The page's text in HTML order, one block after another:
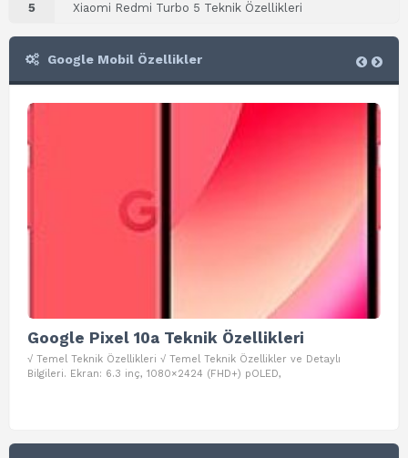
5 Xiaomi Redmi Turbo 5 Teknik Özellikleri
Google Mobil Özellikler
Google Pixel 10a Teknik Özellikleri
√ Temel Teknik Özellikleri √ Temel Teknik Özellikler ve Detaylı
Bilgileri. Ekran: 6.3 inç, 1080×2424 (FHD+) pOLED,